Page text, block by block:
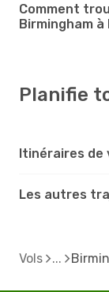
Comment
Birmingham à
Planifie
Itinéraires de
Les autres
Vols